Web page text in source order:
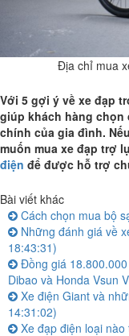
Địa chỉ mua
Với 5 gợi ý về xe đạp
giúp khách hàng
chính của gia đình.
muốn mua xe đạp trợ
điện để được hỗ trợ
Bài viết khác
Cách chọn mua bộ
Những đánh giá về
18:43:31)
Đồng giá
Dibao và Honda Vsun
Xe điện Giant và
14:31:02)
Xe đạp điện loại